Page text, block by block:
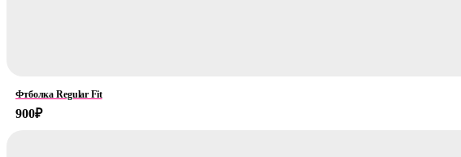
Фтболка Regular Fit
900₽